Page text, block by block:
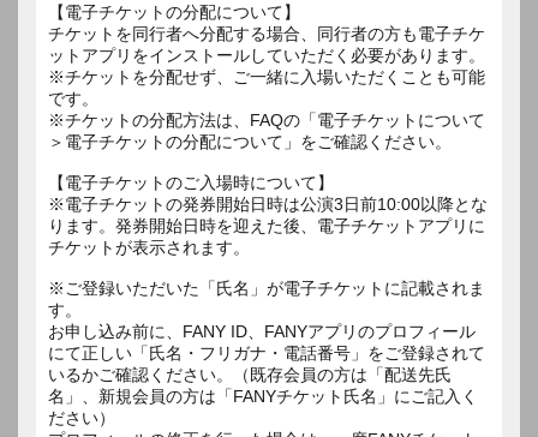
【電子チケットの分配について】
チケットを同行者へ分配する場合、同行者の方も電子チケ
ットアプリをインストールしていただく必要があります。
※チケットを分配せず、ご一緒に入場いただくことも可能
です。
※チケットの分配方法は、FAQの「電子チケットについて
＞電子チケットの分配について」をご確認ください。
【電子チケットのご入場時について】
※電子チケットの発券開始日時は公演3日前10:00以降とな
ります。発券開始日時を迎えた後、電子チケットアプリに
チケットが表示されます。
※ご登録いただいた「氏名」が電子チケットに記載されま
す。
お申し込み前に、FANY ID、FANYアプリのプロフィール
にて正しい「氏名・フリガナ・電話番号」をご登録されて
いるかご確認ください。（既存会員の方は「配送先氏
名」、新規会員の方は「FANYチケット氏名」にご記入く
ださい）